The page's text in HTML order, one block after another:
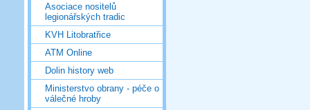
Asociace nositelů
legionářských tradic
KVH Litobratřice
ATM Online
Dolin history web
Ministerstvo obrany - péče o
válečné hroby